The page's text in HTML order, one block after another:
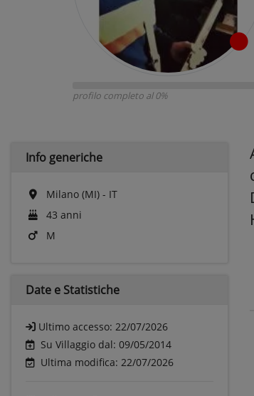
profilo completo al 0%
Info generiche
Milano (MI) - IT
43 anni
M
Date e Statistiche
Ultimo accesso: 22/07/2026
Su Villaggio dal: 09/05/2014
Ultima modifica: 22/07/2026